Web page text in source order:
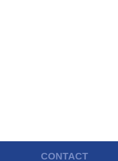
CONTACT